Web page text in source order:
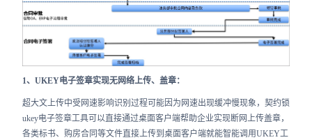
1、UKEY电子签章实现无网络上传、盖章：
超大文上传中受网速影响识别过程可能因为网速出现缓冲慢现象，契约锁
ukey电子签章工具可以直接通过桌面客户端帮助企业实现断网上传盖章，
各类标书、购房合同等文件直接上传到桌面客户端就能智能调用UKEY工